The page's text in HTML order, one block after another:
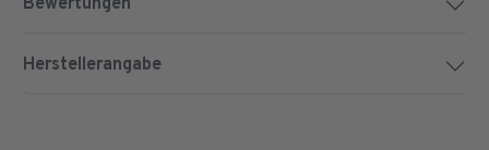
Bewertungen
Herstellerangabe